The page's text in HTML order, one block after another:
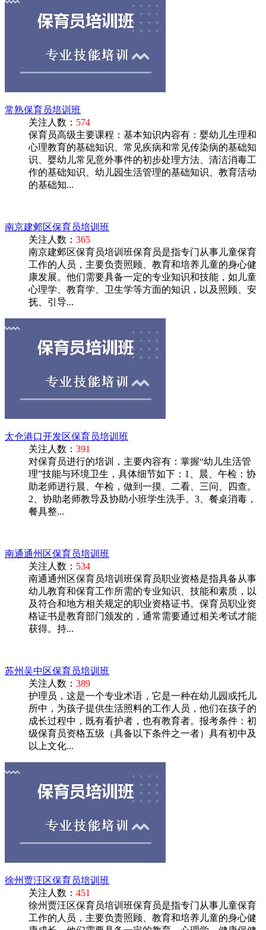
常熟保育员培训班
关注人数： 574
保育员高级主要课程：基本知识内容有：婴幼儿生理和
心理教育的基础知识、常见疾病和常见传染病的基础知
识、婴幼儿常见意外事件的初步处理方法、清洁消毒工
作的基础知识、幼儿园生活管理的基础知识、教育活动
的基础知...
南京建邺区保育员培训班
关注人数： 365
南京建邺区保育员培训班保育员是指专门从事儿童保育
工作的人员，主要负责照顾、教育和培养儿童的身心健
康发展。他们需要具备一定的专业知识和技能，如儿童
心理学、教育学、卫生学等方面的知识，以及照顾、安
抚、引导...
太仓港口开发区保育员培训班
关注人数： 391
对保育员进行的培训，主要内容有：掌握“幼儿生活管
理”技能与环境卫生，具体细节如下：1、晨、午检：协
助老师进行晨、午检，做到一摸、二看、三问、四查。
2、协助老师教导及协助小班学生洗手。3、餐桌消毒，
餐具整...
南通通州区保育员培训班
关注人数： 534
南通通州区保育员培训班保育员职业资格是指具备从事
幼儿教育和保育工作所需的专业知识、技能和素质，以
及符合和地方相关规定的职业资格证书。保育员职业资
格证书是教育部门颁发的，通常需要通过相关考试才能
获得。持...
苏州吴中区保育员培训班
关注人数： 389
护理员，这是一个专业术语，它是一种在幼儿园或托儿
所中，为孩子提供生活照料的工作人员，他们在孩子的
成长过程中，既有看护者，也有教育者。报考条件：初
级保育员资格五级（具备以下条件之一者）具有初中及
以上文化...
徐州贾汪区保育员培训班
关注人数： 451
徐州贾汪区保育员培训班保育员是指专门从事儿童保育
工作的人员，主要负责照顾、教育和培养儿童的身心健